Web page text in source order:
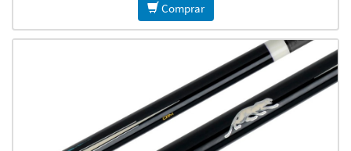
Comprar